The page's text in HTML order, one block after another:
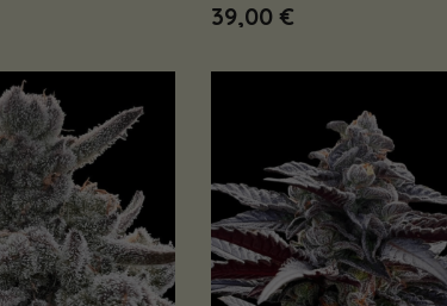
39,00 €